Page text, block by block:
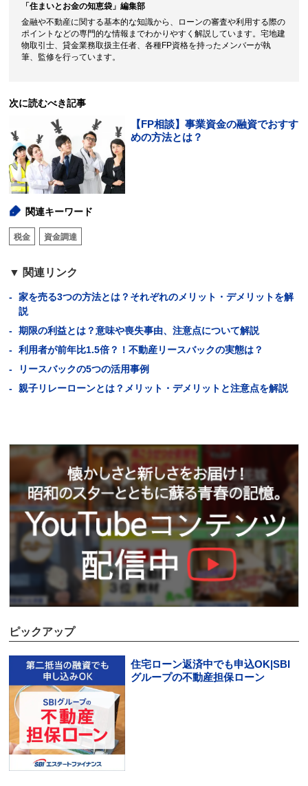
「住まいとお金の知恵袋」編集部
金融や不動産に関する基本的な知識から、ローンの審査や利用する際の
ポイントなどの専門的な情報までわかりやすく解説しています。宅地建
物取引士、貸金業務取扱主任者、各種FP資格を持ったメンバーが執
筆、監修を行っています。
次に読むべき記事
【FP相談】事業資金の融資でおすす
めの方法とは？
関連キーワード
税金 資金調達
関連リンク
家を売る3つの方法とは？それぞれのメリット・デメリットを解
説
期限の利益とは？意味や喪失事由、注意点について解説
利用者が前年比1.5倍？！不動産リースバックの実態は？
リースバックの5つの活用事例
親子リレーローンとは？メリット・デメリットと注意点を解説
ピックアップ
住宅ローン返済中でも申込OK|SBI
グループの不動産担保ローン